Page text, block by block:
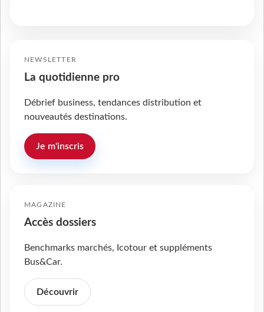
NEWSLETTER
La quotidienne pro
Débrief business, tendances distribution et
nouveautés destinations.
Je m'inscris
MAGAZINE
Accès dossiers
Benchmarks marchés, Icotour et suppléments
Bus&Car.
Découvrir